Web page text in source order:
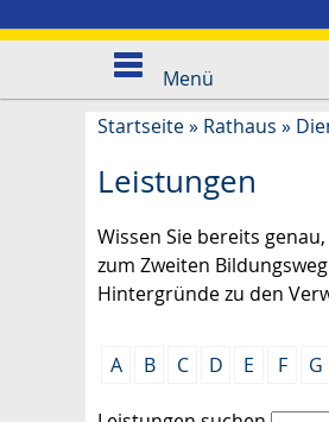
Menü
Startseite» Rathaus »
Leistungen
Wissen Sie bereits
zum Zweiten
Hintergründe zu den
A B C D E F G